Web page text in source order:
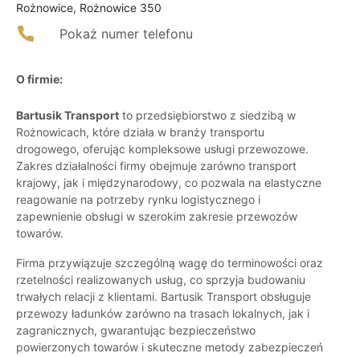
Rożnowice, Rożnowice 350
Pokaż numer telefonu
O firmie:
Bartusik Transport to przedsiębiorstwo z siedzibą w
Rożnowicach, które działa w branży transportu
drogowego, oferując kompleksowe usługi przewozowe.
Zakres działalności firmy obejmuje zarówno transport
krajowy, jak i międzynarodowy, co pozwala na elastyczne
reagowanie na potrzeby rynku logistycznego i
zapewnienie obsługi w szerokim zakresie przewozów
towarów.
Firma przywiązuje szczególną wagę do terminowości oraz
rzetelności realizowanych usług, co sprzyja budowaniu
trwałych relacji z klientami. Bartusik Transport obsługuje
przewozy ładunków zarówno na trasach lokalnych, jak i
zagranicznych, gwarantując bezpieczeństwo
powierzonych towarów i skuteczne metody zabezpieczeń